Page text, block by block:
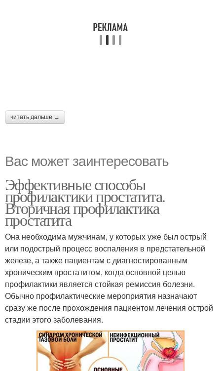
читать дальше →
Вас может заинтересовать
Эффективные способы
профилактики простатита.
Вторичная профилактика
простатита
Она необходима мужчинам, у которых уже был острый
или подострый процесс воспаления в предстательной
железе, а также пациентам с диагностированным
хроническим простатитом, когда основной целью
профилактики является стойкая ремиссия болезни.
Обычно профилактические мероприятия назначают
сразу же после прохождения пациентом лечения острой
стадии этого заболевания.